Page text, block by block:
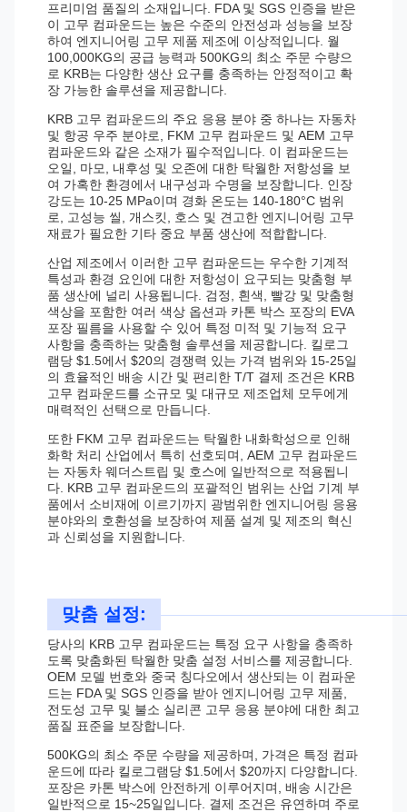
프리미엄 품질의 소재입니다. FDA 및 SGS 인증을 받은
이 고무 컴파운드는 높은 수준의 안전성과 성능을 보장
하여 엔지니어링 고무 제품 제조에 이상적입니다. 월
100,000KG의 공급 능력과 500KG의 최소 주문 수량으
로 KRB는 다양한 생산 요구를 충족하는 안정적이고 확
장 가능한 솔루션을 제공합니다.
KRB 고무 컴파운드의 주요 응용 분야 중 하나는 자동차
및 항공 우주 분야로, FKM 고무 컴파운드 및 AEM 고무
컴파운드와 같은 소재가 필수적입니다. 이 컴파운드는
오일, 마모, 내후성 및 오존에 대한 탁월한 저항성을 보
여 가혹한 환경에서 내구성과 수명을 보장합니다. 인장
강도는 10-25 MPa이며 경화 온도는 140-180°C 범위
로, 고성능 씰, 개스킷, 호스 및 견고한 엔지니어링 고무
재료가 필요한 기타 중요 부품 생산에 적합합니다.
산업 제조에서 이러한 고무 컴파운드는 우수한 기계적
특성과 환경 요인에 대한 저항성이 요구되는 맞춤형 부
품 생산에 널리 사용됩니다. 검정, 흰색, 빨강 및 맞춤형
색상을 포함한 여러 색상 옵션과 카톤 박스 포장의 EVA
포장 필름을 사용할 수 있어 특정 미적 및 기능적 요구
사항을 충족하는 맞춤형 솔루션을 제공합니다. 킬로그
램당 $1.5에서 $20의 경쟁력 있는 가격 범위와 15-25일
의 효율적인 배송 시간 및 편리한 T/T 결제 조건은 KRB
고무 컴파운드를 소규모 및 대규모 제조업체 모두에게
매력적인 선택으로 만듭니다.
또한 FKM 고무 컴파운드는 탁월한 내화학성으로 인해
화학 처리 산업에서 특히 선호되며, AEM 고무 컴파운드
는 자동차 웨더스트립 및 호스에 일반적으로 적용됩니
다. KRB 고무 컴파운드의 포괄적인 범위는 산업 기계 부
품에서 소비재에 이르기까지 광범위한 엔지니어링 응용
분야와의 호환성을 보장하여 제품 설계 및 제조의 혁신
과 신뢰성을 지원합니다.
맞춤 설정:
당사의 KRB 고무 컴파운드는 특정 요구 사항을 충족하
도록 맞춤화된 탁월한 맞춤 설정 서비스를 제공합니다.
OEM 모델 번호와 중국 칭다오에서 생산되는 이 컴파운
드는 FDA 및 SGS 인증을 받아 엔지니어링 고무 제품,
전도성 고무 및 불소 실리콘 고무 응용 분야에 대한 최고
품질 표준을 보장합니다.
500KG의 최소 주문 수량을 제공하며, 가격은 특정 컴파
운드에 따라 킬로그램당 $1.5에서 $20까지 다양합니다.
포장은 카톤 박스에 안전하게 이루어지며, 배송 시간은
일반적으로 15~25일입니다. 결제 조건은 유연하며 주로